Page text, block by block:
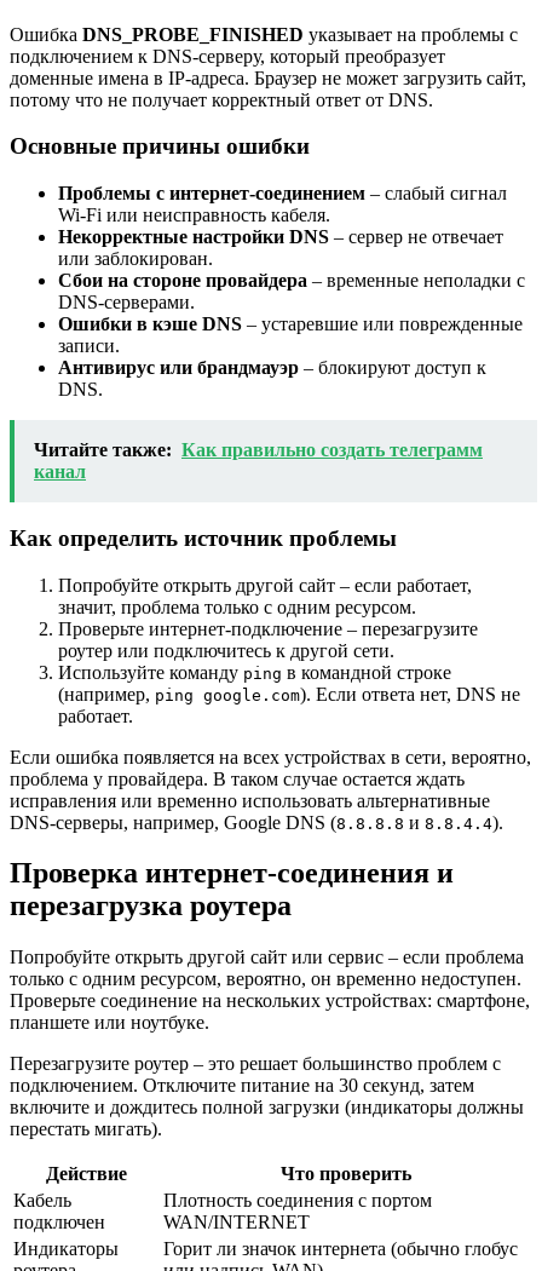
Ошибка DNS_PROBE_FINISHED указывает на проблемы с
подключением к DNS-серверу, который преобразует
доменные имена в IP-адреса. Браузер не может загрузить сайт,
потому что не получает корректный ответ от DNS.
Основные причины ошибки
Проблемы с интернет-соединением – слабый сигнал
Wi-Fi или неисправность кабеля.
Некорректные настройки DNS – сервер не отвечает
или заблокирован.
Сбои на стороне провайдера – временные неполадки с
DNS-серверами.
Ошибки в кэше DNS – устаревшие или поврежденные
записи.
Антивирус или брандмауэр – блокируют доступ к
DNS.
Читайте также: Как правильно создать телеграмм
канал
Как определить источник проблемы
Попробуйте открыть другой сайт – если работает,
значит, проблема только с одним ресурсом.
Проверьте интернет-подключение – перезагрузите
роутер или подключитесь к другой сети.
Используйте команду ping в командной строке
(например, ping google.com). Если ответа нет, DNS не
работает.
Если ошибка появляется на всех устройствах в сети, вероятно,
проблема у провайдера. В таком случае остается ждать
исправления или временно использовать альтернативные
DNS-серверы, например, Google DNS (8.8.8.8 и 8.8.4.4).
Проверка интернет-соединения и
перезагрузка роутера
Попробуйте открыть другой сайт или сервис – если проблема
только с одним ресурсом, вероятно, он временно недоступен.
Проверьте соединение на нескольких устройствах: смартфоне,
планшете или ноутбуке.
Перезагрузите роутер – это решает большинство проблем с
подключением. Отключите питание на 30 секунд, затем
включите и дождитесь полной загрузки (индикаторы должны
перестать мигать).
Действие
Что проверить
Кабель
подключен
Плотность соединения с портом
WAN/INTERNET
Индикаторы
Горит ли значок интернета (обычно глобус